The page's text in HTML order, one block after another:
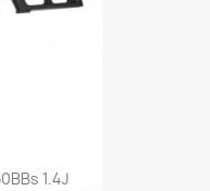
1.4J